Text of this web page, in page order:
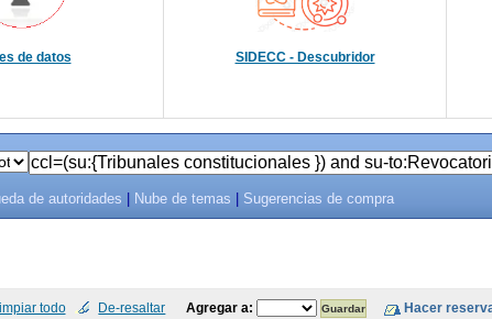
de datos SIDECC - Descubridor
de autoridades Nube de temas Sugerencias de compra
todo De-resaltar Agregar a: